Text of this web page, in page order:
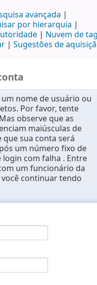
avançada
por hierarquia
Nuvem de
Sugestões de
nome de usuário ou
Por favor, tente
observe que as
maiúsculas de
que sua conta será
um número fixo de
com falha . Entre
um funcionário da
continuar tendo